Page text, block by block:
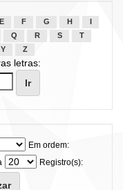
E F G H
Q R S
T
Y Z
letras:
Em ordem:
Registro(s):